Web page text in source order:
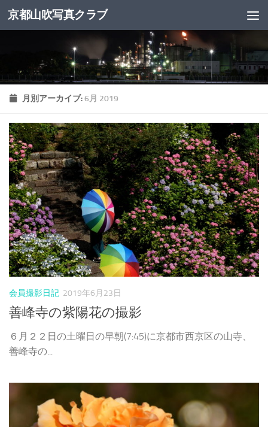
コンテンツへスキップ
京都山吹写真クラブ
月別アーカイブ:6月 2019
会員撮影日記 2019年6月23日
善峰寺の紫陽花の撮影
６月２２日の土曜日の早朝(7:45)に京都市西京区の山寺、
善峰寺の...